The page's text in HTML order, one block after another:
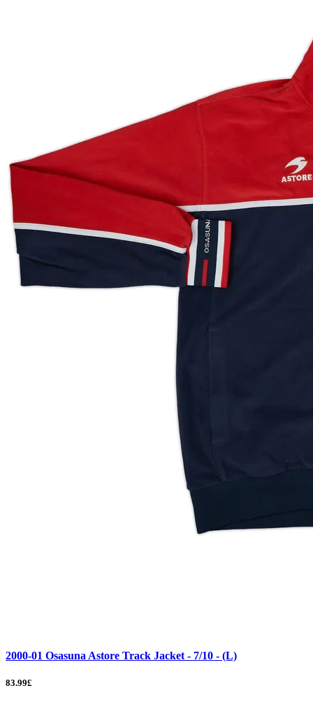
2000-01 Osasuna Astore Track Jacket - 7/10 - (L)
83.99£